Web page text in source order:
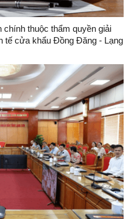
thuộc thẩm quyền giải
tế cửa khẩu Đồng Đăng - Lạng